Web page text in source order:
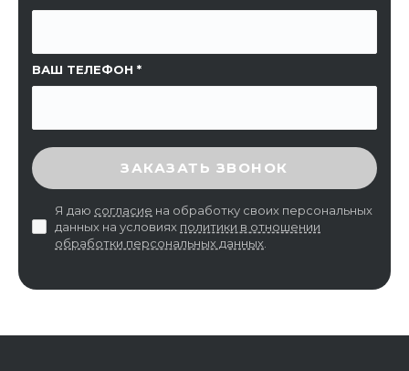
ВАШ ТЕЛЕФОН
ВВЕДИТЕ ПРОВЕРОЧНЫЙ КОД
ЗАКАЗАТЬ ЗВОНОК
Я даю согласие на обработку своих персональных
данных на условиях политики в отношении
обработки персональных данных